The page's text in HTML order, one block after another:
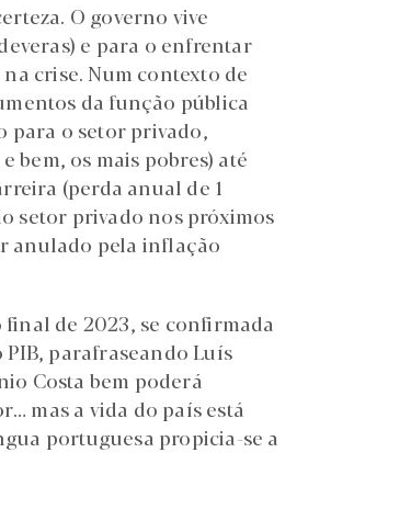
O governo vive
e para o enfrentar
crise. Num contexto de
da função pública
para o setor privado,
bem, os mais pobres) até
(perda anual de 1
setor privado nos próximos
anulado pela inflação
final de 2023, se confirmada
parafraseando Luís
Costa bem poderá
mas a vida do país está
portuguesa propicia-se a